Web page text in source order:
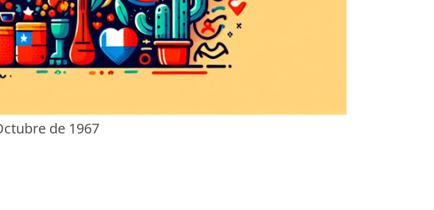
de 1967